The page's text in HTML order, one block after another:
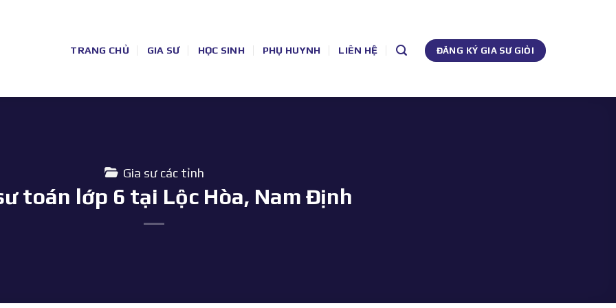
TRANG CHỦ GIA SƯ HỌC SINH PHỤ HUYNH LIÊN HỆ ĐĂNG KÝ GIA SƯ GIỎI
Gia sư các tỉnh
toán lớp 6 tại Lộc Hòa, Nam Định